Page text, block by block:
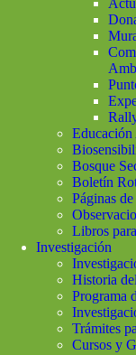
Bosque
Boletín
Páginas
Libros
Investigación
Historia
Programa
Trámites
Cursos y